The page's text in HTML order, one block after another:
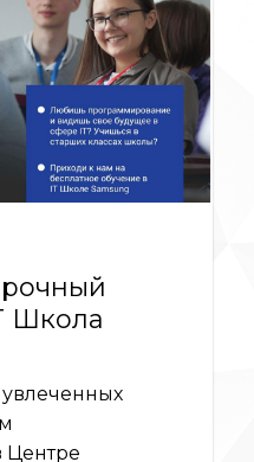
Школа
Центре